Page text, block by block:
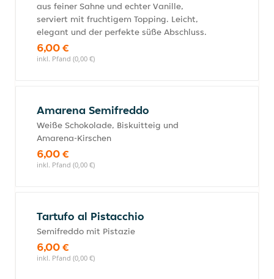
aus feiner Sahne und echter Vanille,
serviert mit fruchtigem Topping. Leicht,
elegant und der perfekte süße Abschluss.
6,00 €
inkl. Pfand (0,00 €)
Amarena Semifreddo
Weiße Schokolade, Biskuitteig und
Amarena-Kirschen
6,00 €
inkl. Pfand (0,00 €)
Tartufo al Pistacchio
Semifreddo mit Pistazie
6,00 €
inkl. Pfand (0,00 €)